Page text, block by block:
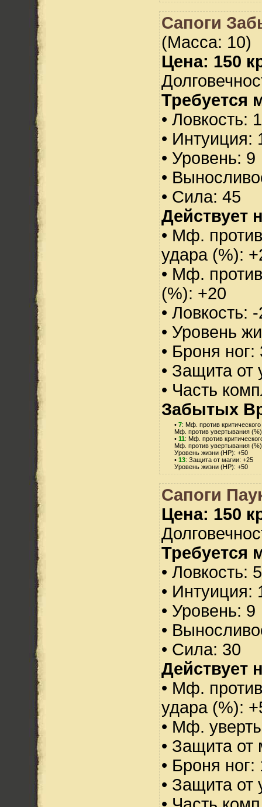
Сапоги
(Масса: 10)
Цена: 150
Требуется
• Ловкость:
• Интуиция:
• Уровень: 9
•
• Сила: 45
Действует
• Мф.
удара (%):
• Мф.
(%): +20
• Ловкость:
• Уровень
• Броня
• Защита от
• Часть
Забытых
• 7: Мф. против
Мф. против увертывания
• 11: Мф. против
Мф. против увертывания
Уровень жизни (HP): +50
• 13: Защита от магии: +25
Уровень жизни (HP): +50
Сапоги
Цена: 150
Требуется
• Ловкость:
• Интуиция:
• Уровень: 9
•
• Сила: 30
Действует
• Мф.
удара (%):
• Мф.
• Защита от
• Броня
• Защита от